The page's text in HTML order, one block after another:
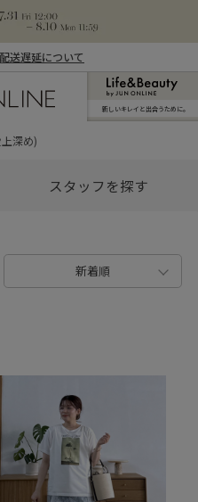
送遅延について
新しいキレイと出合うために。
深め)
スタッフを探す
新着順